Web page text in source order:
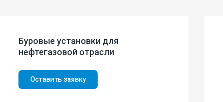
Буровые установки для
нефтегазовой отрасли
Оставить заявку